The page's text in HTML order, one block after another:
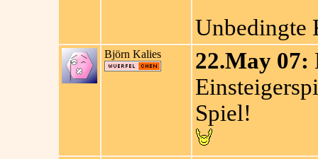
Unbedingte
Björn Kalies 22.May 07:
Spiel!